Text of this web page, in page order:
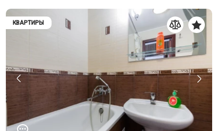
КВАРТИРЫ